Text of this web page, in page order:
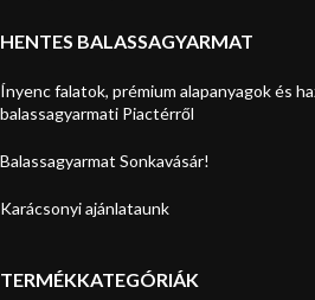
HENTES BALASSAGYARMAT
Ínyenc falatok, prémium alapanyagok és
balassagyarmati Piactérről
Balassagyarmat Sonkavásár!
Karácsonyi ajánlataunk
TERMÉKKATEGÓRIÁK